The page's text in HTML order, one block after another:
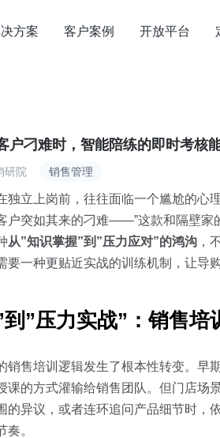
方案 客户案例 开放平台
销售管理
户刁难时，智能陪练的即时考核
研院
独立上岗前，往往面临一个尴尬的心
户突如其来的刁难——”这款和隔壁
从”知识掌握”到”压力应对”的鸿沟 ，
要一种更贴近实战的训练机制，让导
”压力实战”：销售
销售培训逻辑发生了根本性转变。早
课的方式灌输给销售团队。但门店场
的异议，或者连环追问产品细节时
。